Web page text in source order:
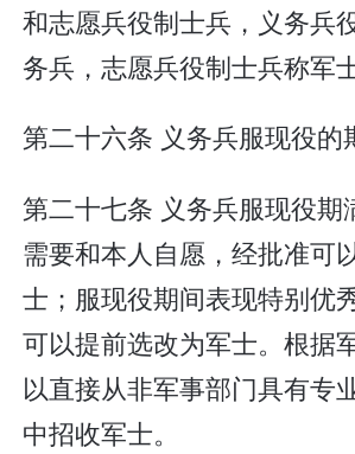
和志愿兵役制士兵，义务兵
务兵，志愿兵役制士兵称军士
第二十六条 义务兵服现役的
第二十七条 义务兵服现役期
需要和本人自愿，经批准可
士；服现役期间表现特别优
可以提前选改为军士。根据
以直接从非军事部门具有专
中招收军士。